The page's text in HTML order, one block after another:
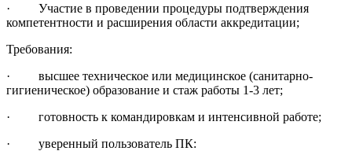
· Участие в проведении процедуры подтверждения
компетентности и расширения области аккредитации;
Требования:
· высшее техническое или медицинское (санитарно-
гигиеническое) образование и стаж работы 1-3 лет;
· готовность к командировкам и интенсивной работе;
· уверенный пользователь ПК: